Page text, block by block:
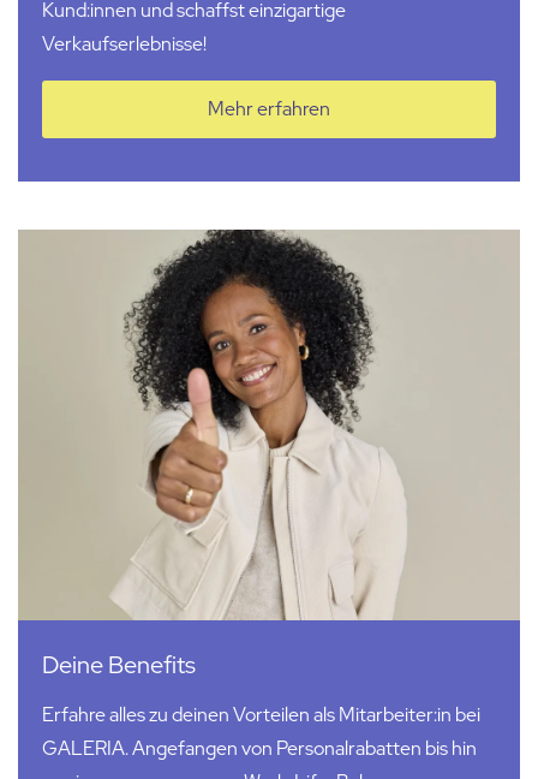
Kund:innen und schaffst einzigartige
Verkaufserlebnisse!
Mehr erfahren
Deine Benefits
Erfahre alles zu deinen Vorteilen als Mitarbeiter:in bei
GALERIA. Angefangen von Personalrabatten bis hin